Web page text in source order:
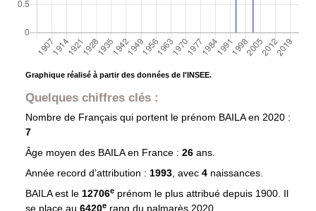
Graphique réalisé à partir des données de l'INSEE.
Quelques chiffres clés :
Nombre de Français qui portent le prénom BAILAen 2020 :
7
Âge moyen des BAILAen France : 26 ans.
Année record d’attribution : 1993, avec 4 naissances.
BAILA est le 12706eprénom le plus attribué depuis 1900. Il
se place au 6420e rang du palmarès 2020.